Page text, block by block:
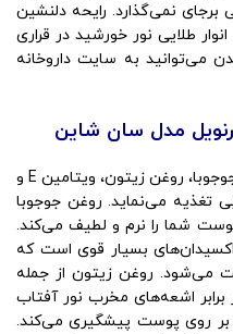
نمی‌گذارد. رایحه دلنشین
طلایی نور خورشید در قراری
می‌توانید به سایت داروخانه
مدل سان شاین
این محصول حاوی کره کاریته، روغن جوجوبا، روغن زیتون، ویتامین E و
تغذیه می‌نماید. روغن جوجوبا
شما را نرم و لطیف می‌کند.
بسیار قوی است که
می‌شود. روغن زیتون از جمله
اشعه‌های مخرب نور آفتاب
روی پوست پیشگیری می‌کند.